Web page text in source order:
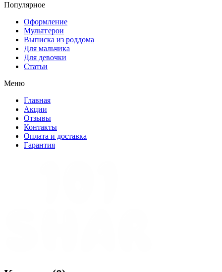
Популярное
Оформление
Мультгерои
Выписка из роддома
Для мальчика
Для девочки
Статьи
Меню
Главная
Акции
Отзывы
Контакты
Оплата и доставка
Гарантия